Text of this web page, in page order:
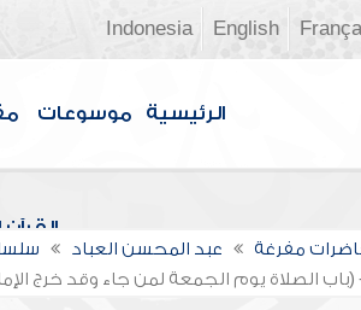
English
Indonesia
الرئيسية موسوعات
مفرغة عبد المحسن العباد
الصلاة يوم الجمعة لمن جاء وقد خرج